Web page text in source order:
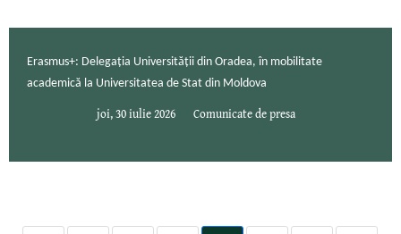
Erasmus+: Delegația Universității din Oradea, în mobilitate
academică la Universitatea de Stat din Moldova
joi, 30 iulie 2026 Comunicate de presa